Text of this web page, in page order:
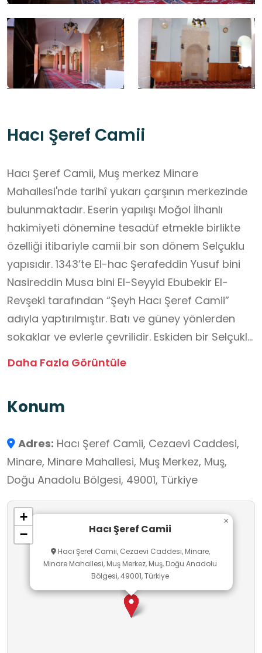
Hacı Şeref Camii
Hacı Şeref Camii, Muş merkez Minare
Mahallesi'nde tarihî yukarı çarşının merkezinde
bulunmaktadır. Eserin yapılışı Moğol İlhanlı
hakimiyeti dönemine tesadüf etmekle birlikte
özelliği itibariyle camii bir son dönem Selçuklu
yapısıdır. 1343’te El-hac Şerafeddin Yusuf bini
Nasireddin Musa bini El-Seyyid Ebubekir El-
Revşeki tarafından “Şeyh Hacı Şeref Camii”
adıyla yaptırılmıştır. Batı ve güney yönlerden
sokaklar ve evlerle çevrilidir. Eskiden bir Selçuklu
yapısı olan ve 1974 tarihinde yıktırılan Aslan-
II. Abdülhamid Dönemi'nde yıkık olduğu için
örtülü olacak şekilde tamir ettirilmiştir.
Sonradan caminin batı duvarı yıktırılarak 1997
yılında genişletilmiş, Ahlat taşından son cemaat
yeri eklenmiştir.
Daha Fazla Görüntüle
Konum
Adres: Hacı Şeref Camii, Cezaevi Caddesi,
Minare, Minare Mahallesi, Muş Merkez, Muş,
Doğu Anadolu Bölgesi, 49001, Türkiye
Hacı Şeref Camii
Hacı Şeref Camii, Cezaevi Caddesi, Minare,
Minare Mahallesi, Muş Merkez, Muş, Doğu Anadolu
Bölgesi, 49001, Türkiye
×
+
−